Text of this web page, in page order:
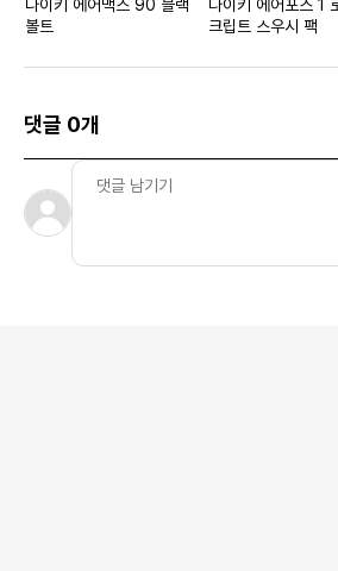
나이키 에어맥스 90 블랙
볼트
나이키 에어포스 1
크립트 스우시 팩
댓글 0개